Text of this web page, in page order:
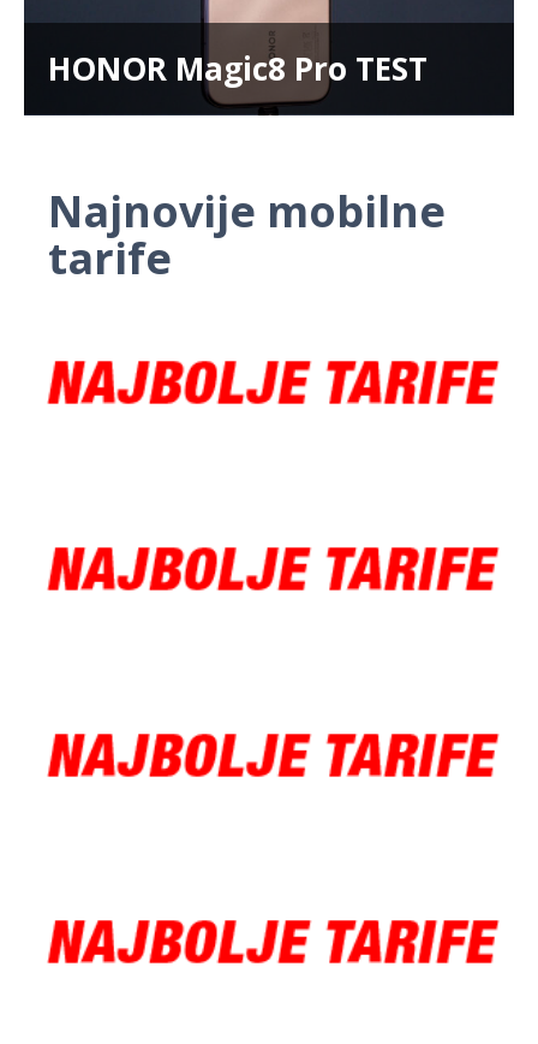
HONOR Magic8 Pro TEST
Najnovije mobilne
tarife